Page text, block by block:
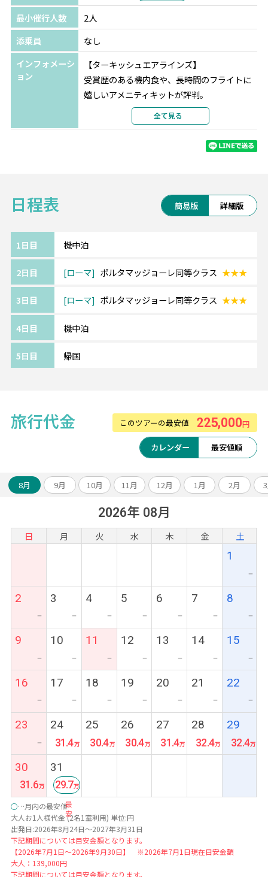
最小催行人数
2人
添乗員
なし
インフォメーシ
ョン
【ターキッシュエアラインズ】
受賞歴のある機内食や、長時間のフライトに
嬉しいアメニティキットが評判。
トルコはもちろん、ヨーロッパ行きの路線が
充実しています。
物館、ヴァチカン市国といった名所が集まる
ローマを基点に散策がおすすめです。
欧州各都市との周遊アレンジや、宿泊数の変
ホテルアップグレード・変更もお問い合わせ
へのグレードアップや
ホテルアレンジも可能です。
全て見る
日程表 簡易版 詳細版
1日目 機中泊
2日目 ローマ ポルタマッジョーレ同等クラス ★★★
3日目 ローマ ポルタマッジョーレ同等クラス ★★★
4日目 機中泊
5日目 帰国
旅行代金 このツアーの最安値 225,000円
カレンダー 最安値順
8月 9月 10月 11月 12月 1月 2月
2026年 08月
日 月 火 水 木 金 土
1
ー
2
ー
3
ー
4
ー
5
ー
6
ー
7
ー
8
ー
9
ー
10
ー
11
ー
12
ー
13
ー
14
ー
15
ー
16
ー
17
ー
18
ー
19
ー
20
ー
21
ー
22
ー
23
ー
24
31.4
25
30.4
26
30.4
27
31.4
28
32.4
29
32.4
30
31.6
31
最
安
29.7
○…月内の最安値
大人お1人様代金 (2名1室利用) 単位:円
出発日:2026年8月24日～2027年3月31日
下記期間については目安金額となります。
【2026年7月1日～2026年9月30日】 ※2026年7月1日現在目安金額
大人：139,000円
下記期間については目安金額となります。